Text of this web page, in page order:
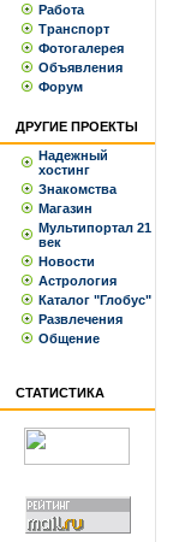
Работа
Транспорт
Фотогалерея
Объявления
Форум
ДРУГИЕ ПРОЕКТЫ
Надежный
хостинг
Знакомства
Магазин
Мультипортал 21
век
Новости
Астрология
Каталог "Глобус"
Развлечения
Общение
СТАТИСТИКА